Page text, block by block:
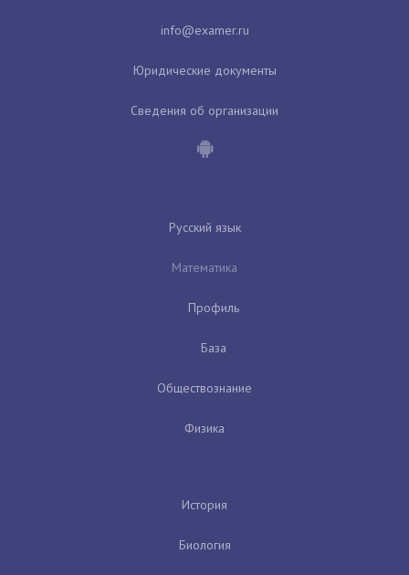
Юридические документы
Сведения об организации
Русский язык
Математика
Профиль
База
Обществознание
Физика
История
Биология